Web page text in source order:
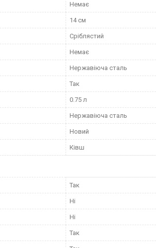
Немає
14 см
Сріблястий
Немає
Нержавіюча сталь
Так
0.75 л
Нержавіюча сталь
Новий
Ківш
Так
Ні
Ні
Так